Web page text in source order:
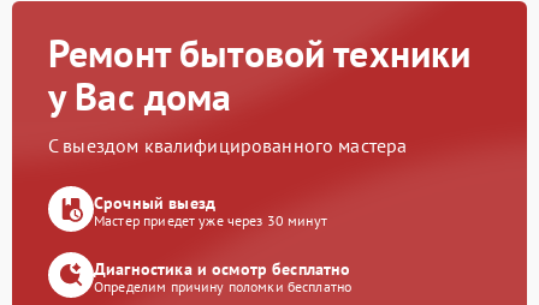
Ремонт бытовой техники
у Вас дома
С выездом квалифицированного мастера
Срочный выезд
Мастер приедет уже через 30 минут
Диагностика и осмотр бесплатно
Определим причину поломки бесплатно